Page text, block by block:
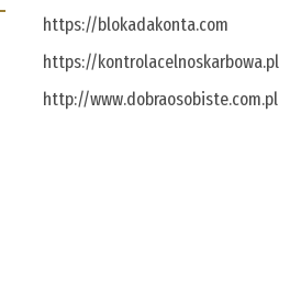
https://blokadakonta.com
https://kontrolacelnoskarbowa.pl
http://www.dobraosobiste.com.pl